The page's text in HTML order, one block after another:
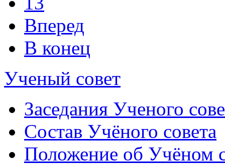
Вперед
В конец
Ученый совет
Заседания Ученого
Состав Учёного совета
Положение об Учёном